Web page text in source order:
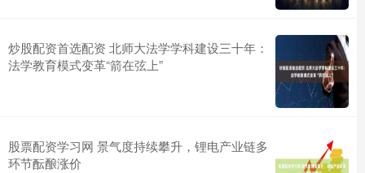
炒股配资首选配资 北师大法学学科建设三十年：
法学教育模式变革“箭在弦上”
股票配资学习网 景气度持续攀升，锂电产业链多
环节酝酿涨价